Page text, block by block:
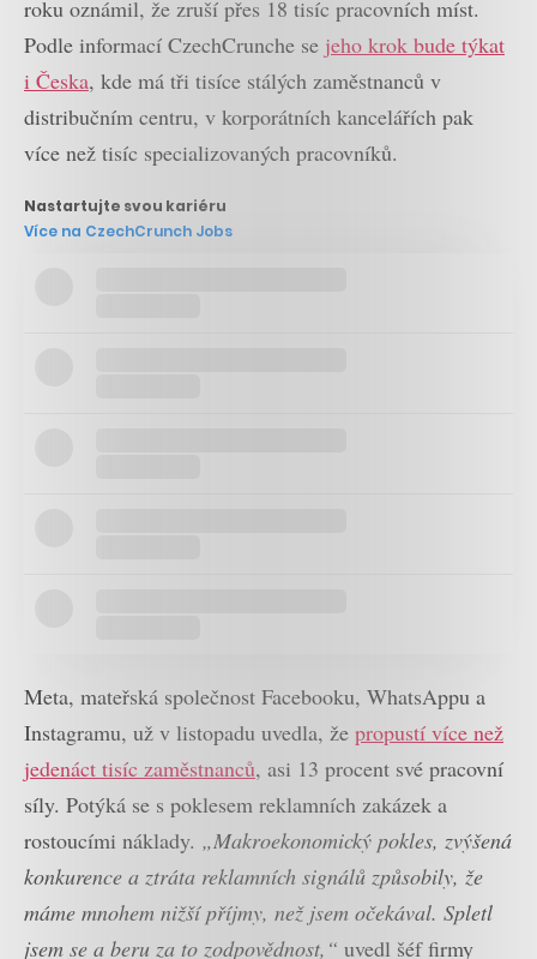
roku oznámil, že zruší přes 18 tisíc pracovních míst.
Podle informací CzechCrunche se jeho krok bude týkat
i Česka, kde má tři tisíce stálých zaměstnanců v
distribučním centru, v korporátních kancelářích pak
více než tisíc specializovaných pracovníků.
Nastartujte svou kariéru
Více na CzechCrunch Jobs
Meta, mateřská společnost Facebooku, WhatsAppu a
Instagramu, už v listopadu uvedla, že propustí více než
jedenáct tisíc zaměstnanců, asi 13 procent své pracovní
síly. Potýká se s poklesem reklamních zakázek a
rostoucími náklady. „Makroekonomický pokles, zvýšená
konkurence a ztráta reklamních signálů způsobily, že
máme mnohem nižší příjmy, než jsem očekával. Spletl
jsem se a beru za to zodpovědnost,“ uvedl šéf firmy